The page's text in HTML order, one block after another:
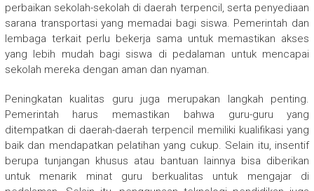
perbaikan sekolah-sekolah di daerah terpencil, serta penyediaan
sarana transportasi yang memadai bagi siswa. Pemerintah dan
lembaga terkait perlu bekerja sama untuk memastikan akses
yang lebih mudah bagi siswa di pedalaman untuk mencapai
sekolah mereka dengan aman dan nyaman.
Peningkatan kualitas guru juga merupakan langkah penting.
Pemerintah harus memastikan bahwa guru-guru yang
ditempatkan di daerah-daerah terpencil memiliki kualifikasi yang
baik dan mendapatkan pelatihan yang cukup. Selain itu, insentif
berupa tunjangan khusus atau bantuan lainnya bisa diberikan
untuk menarik minat guru berkualitas untuk mengajar di